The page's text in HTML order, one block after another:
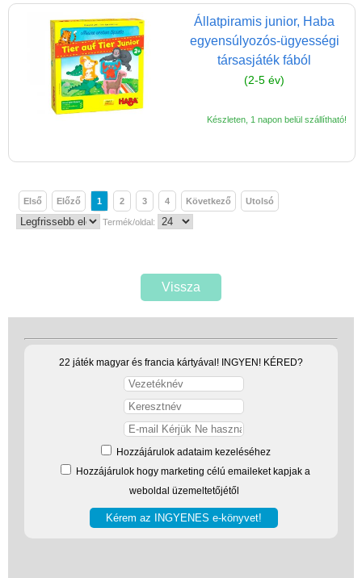
Állatpiramis junior, Haba
egyensúlyozós-ügyességi
társasjáték fából
(2-5 év)
Készleten, 1 napon belül szállítható!
Első Előző 1 2 3 4 Következő Utolsó
Termék/oldal:
Vissza
22 játék magyar és francia kártyával! INGYEN! KÉRED?
Hozzájárulok adataim kezeléséhez
Hozzájárulok hogy marketing célú emaileket kapjak a
weboldal üzemeltetőjétől